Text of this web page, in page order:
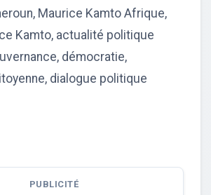
Maurice Kamto Afrique,
Kamto, actualité politique
démocratie,
dialogue politique
PUBLICITÉ